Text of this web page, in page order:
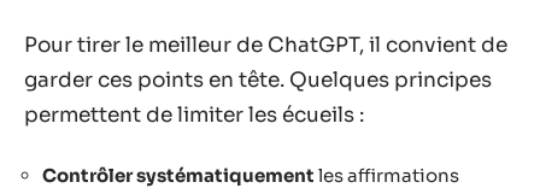
Pour tirer le meilleur de ChatGPT, il convient de
garder ces points en tête. Quelques principes
permettent de limiter les écueils :
Contrôler systématiquement les affirmations